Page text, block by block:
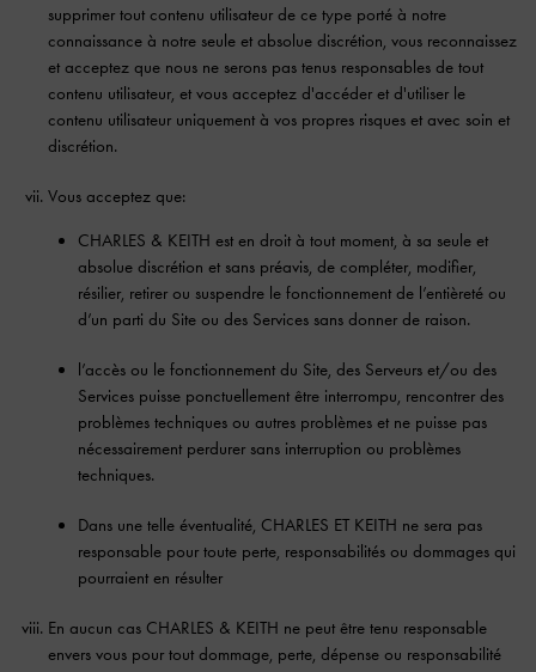
supprimer tout contenu utilisateur de ce type porté à notre
connaissance à notre seule et absolue discrétion, vous reconnaissez
et acceptez que nous ne serons pas tenus responsables de tout
contenu utilisateur, et vous acceptez d'accéder et d'utiliser le
contenu utilisateur uniquement à vos propres risques et avec soin et
discrétion.
Vous acceptez que:
CHARLES & KEITH est en droit à tout moment, à sa seule et
absolue discrétion et sans préavis, de compléter, modifier,
résilier, retirer ou suspendre le fonctionnement de l’entièreté ou
d’un parti du Site ou des Services sans donner de raison.
l’accès ou le fonctionnement du Site, des Serveurs et/ou des
Services puisse ponctuellement être interrompu, rencontrer des
problèmes techniques ou autres problèmes et ne puisse pas
nécessairement perdurer sans interruption ou problèmes
techniques.
Dans une telle éventualité, CHARLES ET KEITH ne sera pas
responsable pour toute perte, responsabilités ou dommages qui
pourraient en résulter
En aucun cas CHARLES & KEITH ne peut être tenu responsable
envers vous pour tout dommage, perte, dépense ou responsabilité